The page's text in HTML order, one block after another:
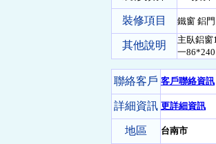
裝修項目 鐵窗 鋁
其他說明
主臥鋁
一
聯絡客戶 客戶聯絡資訊
詳細資訊 更詳細資訊
地區 台南市